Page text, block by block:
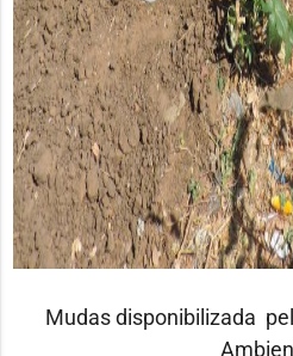
Mudas disponibilizada